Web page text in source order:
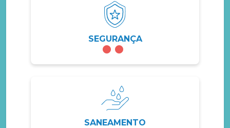
SEGURANÇA
SANEAMENTO